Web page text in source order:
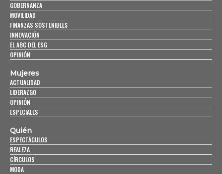
GOBERNANZA
MOVILIDAD
FINANZAS SOSTENIBLES
INNOVACIÓN
EL ABC DEL ESG
OPINIÓN
Mujeres
ACTUALIDAD
LIDERAZGO
OPINIÓN
ESPECIALES
Quién
ESPECTÁCULOS
REALEZA
CÍRCULOS
MODA